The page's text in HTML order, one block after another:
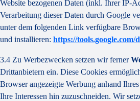
Website bezogenen Daten (inkl. Ihrer IP-
Verarbeitung dieser Daten durch Google
unter dem folgenden Link verfügbare
und installieren: https://tools.google.com/
3.4 Zu Werbezwecken setzen wir ferner
Drittanbietern ein. Diese Cookies
Browser angezeigte Werbung anhand
Ihre Interessen hin zuzuschneiden. Wir